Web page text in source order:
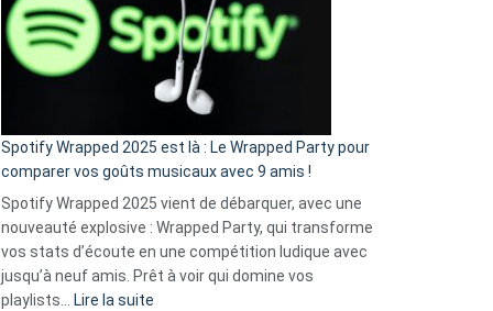
je
n’ai
pas
de
cash
»
Solly
change
la
vie
Spotify Wrapped 2025 est là : Le Wrapped Party pour
comparer vos goûts musicaux avec 9 amis !
Spotify Wrapped 2025 vient de débarquer, avec une
nouveauté explosive : Wrapped Party, qui transforme
vos stats d’écoute en une compétition ludique avec
jusqu’à neuf amis. Prêt à voir qui domine vos
playlists…
Lire la suite